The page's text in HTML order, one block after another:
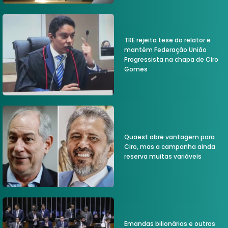
TRE rejeita tese do relator e
mantém Federação União
Progressista na chapa de Ciro
Gomes
Quaest abre vantagem para
Ciro, mas a campanha ainda
reserva muitas variáveis
Emandas bilionárias e outros